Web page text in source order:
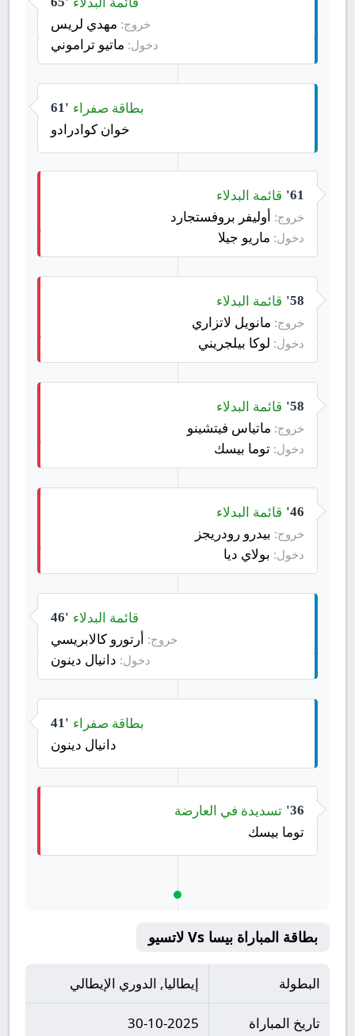
خروج: مهدي لريس
دخول: ماتيو تراموني
61' بطاقة صفراء
خوان كوادرادو
61' قائمة البدلاء
خروج: أوليفر بروفستجارد
دخول: ماريو جيلا
58' قائمة البدلاء
خروج: مانويل لاتزاري
دخول: لوكا بيلجريني
58' قائمة البدلاء
خروج: ماتياس فيتشينو
دخول: توما بيسك
46' قائمة البدلاء
خروج: بيدرو رودريجز
دخول: بولاي ديا
46' قائمة البدلاء
خروج: أرتورو كالابريسي
دخول: دانيال دينون
41' بطاقة صفراء
دانيال دينون
36' تسديدة في العارضة
توما بيسك
بطاقة المباراة بيسا Vs لاتسيو
البطولة إيطاليا, الدوري الإيطالي
تاريخ المباراة 30-10-2025